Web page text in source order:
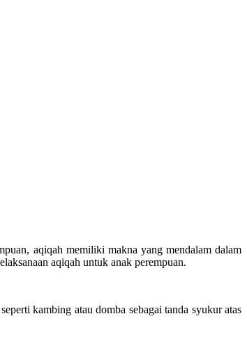
aqiqah memiliki makna yang mendalam dalam
aqiqah untuk anak perempuan.
kambing atau domba sebagai tanda syukur atas